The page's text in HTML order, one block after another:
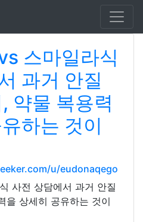
스마일라식
과거 안질
약물 복용력
하는 것이
u/eudonaqego
사전 상담에서 과거 안질
을 상세히 공유하는 것이